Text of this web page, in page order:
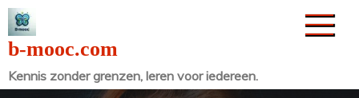
Naar
de
inhoud
gaan
b-mooc.com
Kennis zonder grenzen, leren voor iedereen.